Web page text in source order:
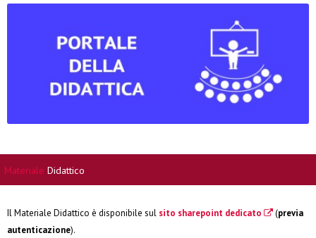
Materiale Didattico
Il Materiale Didattico è disponibile sul sito sharepoint dedicato (previa
autenticazione).